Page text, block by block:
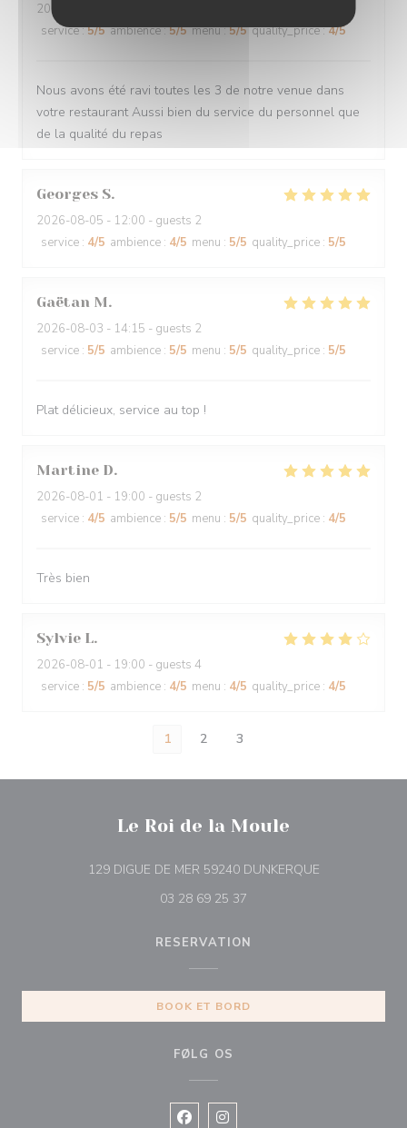
2026-08-05
service:5/5 ambience:5/5 menu:5/5 quality_price:4/5
Nous avons été ravi toutes les 3 de notre venue dans
votre restaurant Aussi bien du service du personnel que
de la qualité du repas
Georges S
2026-08-05 - 12:00 - guests 2
service : 4/5 ambience : 4/5 menu : 5/5 quality_price : 5/5
Gaëtan M
2026-08-03 - 14:15 - guests 2
service : 5/5 ambience : 5/5 menu : 5/5 quality_price : 5/5
Plat délicieux, service au top !
Martine D
2026-08-01 - 19:00 - guests 2
service : 4/5 ambience : 5/5 menu : 5/5 quality_price : 4/5
Très bien
Sylvie L
2026-08-01 - 19:00 - guests 4
service : 5/5 ambience : 4/5 menu : 4/5 quality_price : 4/5
1 2 3
Le Roi de la Moule
129 DIGUE DE MER 59240 DUNKERQUE((åbner i et nyt
03 28 69 25 37
RESERVATION
BOOK ET BORD
FØLG OS